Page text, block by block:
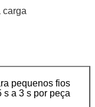
carga
pequenos fios
s a 3 s por peça